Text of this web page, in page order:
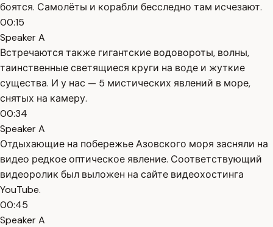
боятся. Самолёты и корабли бесследно там исчезают.
00:15
Speaker A
Встречаются также гигантские водовороты, волны,
таинственные светящиеся круги на воде и жуткие
существа. И у нас — 5 мистических явлений в море,
снятых на камеру.
00:34
Speaker A
Отдыхающие на побережье Азовского моря засняли на
видео редкое оптическое явление. Соответствующий
видеоролик был выложен на сайте видеохостинга
YouTube.
00:45
Speaker A